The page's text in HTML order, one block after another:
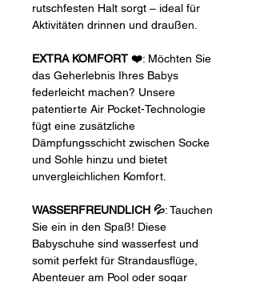
rutschfesten Halt sorgt – ideal für
Aktivitäten drinnen und draußen.
EXTRA KOMFORT ❤️: Möchten Sie
das Geherlebnis Ihres Babys
federleicht machen? Unsere
patentierte Air Pocket-Technologie
fügt eine zusätzliche
Dämpfungsschicht zwischen Socke
und Sohle hinzu und bietet
unvergleichlichen Komfort.
WASSERFREUNDLICH 💦: Tauchen
Sie ein in den Spaß! Diese
Babyschuhe sind wasserfest und
somit perfekt für Strandausflüge,
Abenteuer am Pool oder sogar